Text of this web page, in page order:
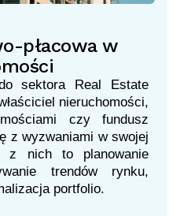
płacowa w
sektora Real Estate
nieruchomości,
czy fundusz
z wyzwaniami w swojej
z nich to planowanie
trendów rynku,
portfolio.